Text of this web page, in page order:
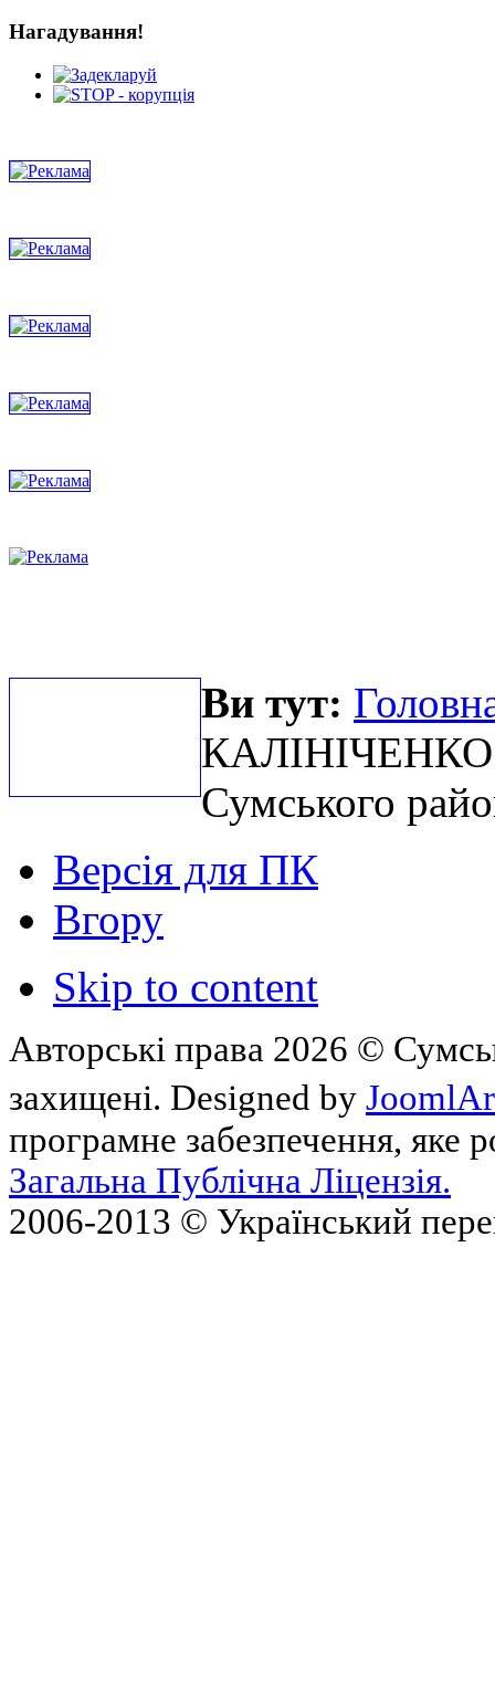
Нагадування!
Ви тут:
КАЛІНІЧЕНКО
Сумського
Версія для ПК
Вгору
Skip to content
Авторські права 2026 ©
захищені. Designed by
програмне забезпечення, яке
Загальна Публічна Ліцензія.
2006-2013 © Український